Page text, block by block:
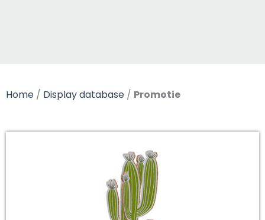
Home / Display database / Promotie